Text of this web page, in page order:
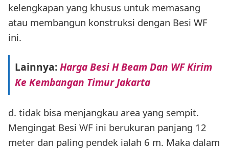
kelengkapan yang khusus untuk memasang
atau membangun konstruksi dengan Besi WF
ini.
Lainnya:Harga Besi H Beam Dan WF Kirim
Ke Kembangan Timur Jakarta
d. tidak bisa menjangkau area yang sempit.
Mengingat Besi WF ini berukuran panjang 12
meter dan paling pendek ialah 6 m. Maka dalam